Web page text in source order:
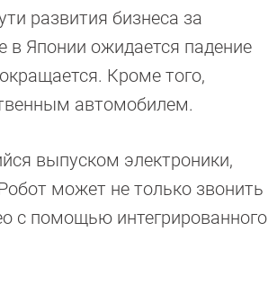
развития бизнеса за
в Японии ожидается падение
Кроме того,
автомобилем.
выпуском электроники,
может не только звонить
с помощью интегрированного